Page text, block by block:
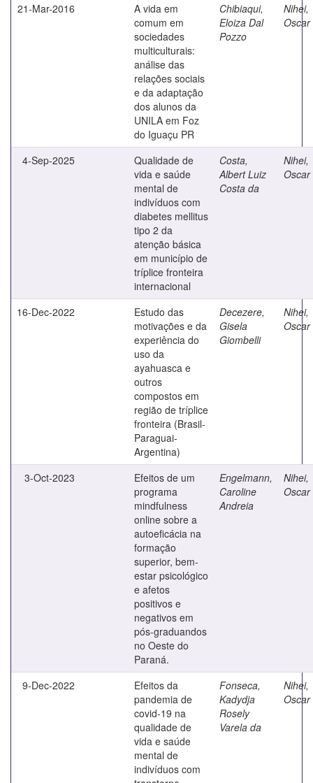
21-Mar-2016
A vida em
comum em
sociedades
multiculturais:
análise das
relações sociais
e da adaptação
dos alunos da
UNILA em Foz
do Iguaçu PR
Chibiaqui,
Eloiza Dal
Pozzo
Nihei,
Oscar
4-Sep-2025
Qualidade de
vida e saúde
mental de
indivíduos com
diabetes mellitus
tipo 2 da
atenção básica
em município de
tríplice fronteira
internacional
Costa,
Albert Luiz
Costa da
Nihei,
Oscar
16-Dec-2022
Estudo das
motivações e da
experiência do
uso da
ayahuasca e
outros
compostos em
região de tríplice
fronteira (Brasil-
Paraguai-
Argentina)
Decezere,
Gisela
Giombelli
Nihei,
Oscar
3-Oct-2023
Efeitos de um
programa
mindfulness
online sobre a
autoeficácia na
formação
superior, bem-
estar psicológico
e afetos
positivos e
negativos em
pós-graduandos
no Oeste do
Paraná.
Engelmann,
Caroline
Andreia
Nihei,
Oscar
9-Dec-2022
Efeitos da
pandemia de
covid-19 na
qualidade de
vida e saúde
mental de
indivíduos com
Fonseca,
Kadydja
Rosely
Varela da
Nihei,
Oscar